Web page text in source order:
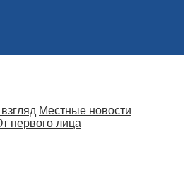
Местные новости
первого лица